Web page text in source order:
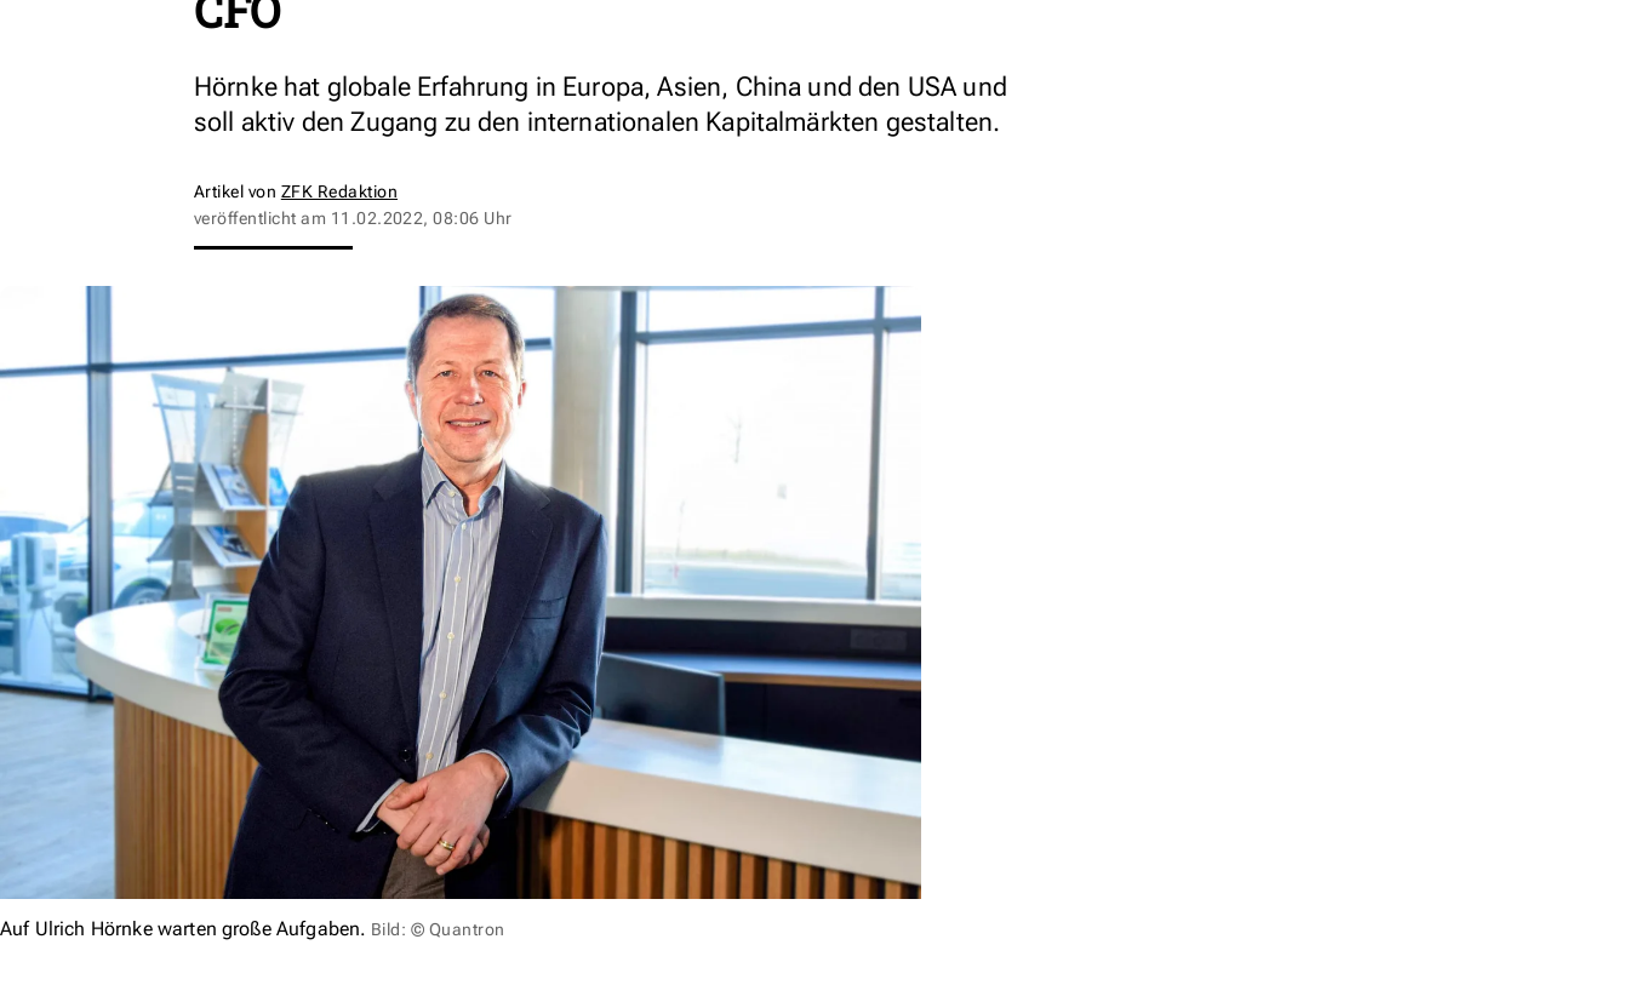
Hörnke hat globale Erfahrung in Europa, Asien, China und den USA und
soll aktiv den Zugang zu den internationalen Kapitalmärkten gestalten.
Artikel von ZFK Redaktion
veröffentlicht am 11.02.2022, 08:06 Uhr
Auf Ulrich Hörnke warten große Aufgaben. Bild: © Quantron